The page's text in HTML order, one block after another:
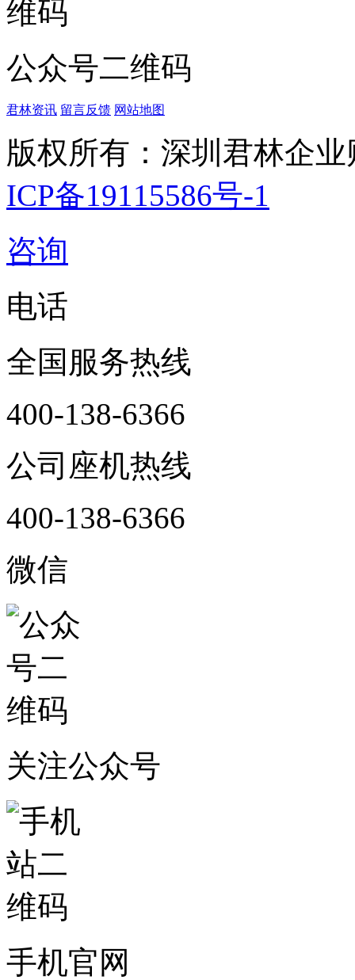
公众号二维码
君林资讯 留言反馈 网站地图
版权所有：深圳君林企
ICP备19115586号-1
咨询
电话
全国服务热线
400-138-6366
公司座机热线
400-138-6366
微信
关注公众号
手机官网